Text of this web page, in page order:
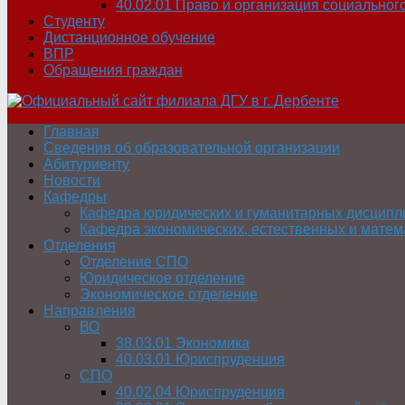
40.02.01 Право и организация
Студенту
Дистанционное обучение
ВПР
Обращения граждан
Главная
Сведения об образовательной организации
Абитуриенту
Новости
Кафедры
Кафедра юридических и гуманитарных
Кафедра экономических, естественных и
Отделения
Отделение СПО
Юридическое отделение
Экономическое отделение
Направления
ВО
38.03.01 Экономика
40.03.01 Юриспруденция
СПО
40.02.04 Юриспруденция